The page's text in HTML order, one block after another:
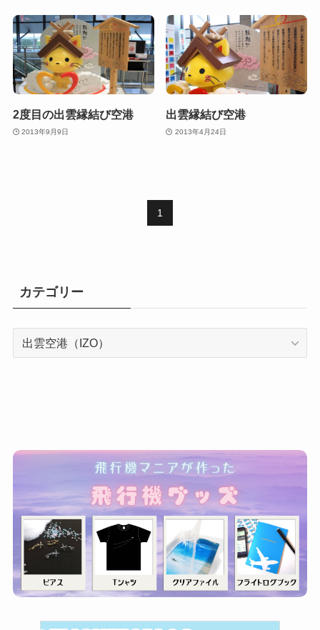
2度目の出雲縁結び空港
2013年9月9日
出雲縁結び空港
2013年4月24日
1
カテゴリー